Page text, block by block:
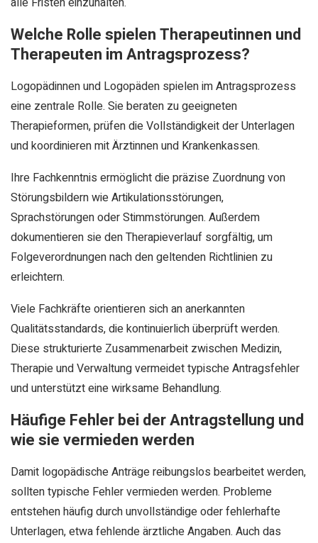
Welche Rolle spielen Therapeutinnen und
Therapeuten im Antragsprozess?
Logopädinnen und Logopäden spielen im Antragsprozess
eine zentrale Rolle. Sie beraten zu geeigneten
Therapieformen, prüfen die Vollständigkeit der Unterlagen
und koordinieren mit Ärztinnen und Krankenkassen.
Ihre Fachkenntnis ermöglicht die präzise Zuordnung von
Störungsbildern wie Artikulationsstörungen,
Sprachstörungen oder Stimmstörungen. Außerdem
dokumentieren sie den Therapieverlauf sorgfältig, um
Folgeverordnungen nach den geltenden Richtlinien zu
erleichtern.
Viele Fachkräfte orientieren sich an anerkannten
Qualitätsstandards, die kontinuierlich überprüft werden.
Diese strukturierte Zusammenarbeit zwischen Medizin,
Therapie und Verwaltung vermeidet typische Antragsfehler
und unterstützt eine wirksame Behandlung.
Häufige Fehler bei der Antragstellung und
wie sie vermieden werden
Damit logopädische Anträge reibungslos bearbeitet werden,
sollten typische Fehler vermieden werden. Probleme
entstehen häufig durch unvollständige oder fehlerhafte
Unterlagen, etwa fehlende ärztliche Angaben. Auch das